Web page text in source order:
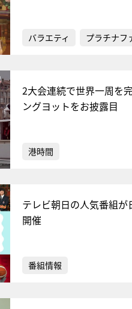
バラエティ プラチナフ
2大会連続で世界一周を
ングヨットをお披露目
港時間
テレビ朝日の人気番組が
開催
番組情報